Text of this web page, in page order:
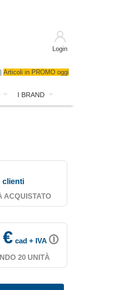
Login
Articoli in PROMO oggi
I BRAND
clienti
ACQUISTATO
cad + IVA 🛈
20 UNITÀ